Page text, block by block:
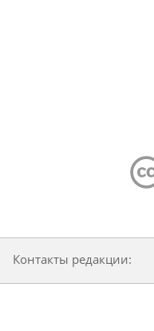
Контакты редакции: